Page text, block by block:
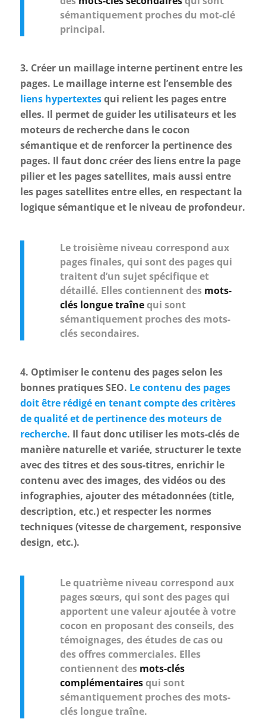
sémantiquement proches du mot-clé
principal.
3. Créer un maillage interne pertinent entre les
pages. Le maillage interne est l’ensemble des
liens hypertextesqui relient les pages entre
elles. Il permet de guider les utilisateurs et les
moteurs de recherche dans le cocon
sémantique et de renforcer la pertinence des
pages. Il faut donc créer des liens entre la page
pilier et les pages satellites, mais aussi entre
les pages satellites entre elles, en respectant la
logique sémantique et le niveau de profondeur.
Le troisième niveau correspond aux
pages finales, qui sont des pages qui
traitent d’un sujet spécifique et
détaillé. Elles contiennent des mots-
clés longue traînequi sont
sémantiquement proches des mots-
clés secondaires.
4. Optimiser le contenu des pages selon les
bonnes pratiques SEO. Le contenu des pages
doit être rédigé en tenant compte des critères
de qualité et de pertinence des moteurs de
recherche. Il faut donc utiliser les mots-clés de
manière naturelle et variée, structurer le texte
avec des titres et des sous-titres, enrichir le
contenu avec des images, des vidéos ou des
infographies, ajouter des métadonnées (title,
description, etc.) et respecter les normes
techniques (vitesse de chargement, responsive
design, etc.).
Le quatrième niveau correspond aux
pages sœurs, qui sont des pages qui
apportent une valeur ajoutée à votre
cocon en proposant des conseils, des
témoignages, des études de cas ou
des offres commerciales. Elles
contiennent des mots-clés
complémentairesqui sont
sémantiquement proches des mots-
clés longue traîne.